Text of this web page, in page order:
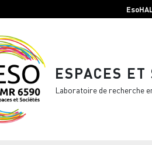
ESPACES ET
Laboratoire de recherche